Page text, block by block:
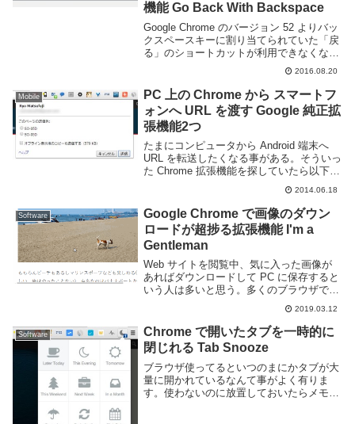
機能 Go Back With Backspace
Google Chrome のバージョン 52 よりバッ
クスペースキーに割り当てられていた「戻
る」のショートカットが利用できなくなり
ました。テキストをバックスペースキーで
削除しようとして間違えてページを戻って
しまい入力したものが消えてしまう...
2016.08.20
Mobile
PC 上の Chrome から スマートフ
ォンへ URL を渡す Google 純正拡
張機能2つ
たまにコンピュータから Android 端末へ
URL を転送したくなる事がある。そういっ
た Chrome 拡張機能を探していたら以下の
2つが見つかった。どちらも Google 純正
のアプリだが挙動は微妙に違うっぽい。気
になったので実際に2...
2014.06.18
Software
Google Chrome で画像のダウン
ロードが超捗る拡張機能 I'm a
Gentleman
Web サイトを閲覧中、気に入った画像が
あればダウンロードして PC に保存すると
いう人は多いと思う。多くのブラウザでは
画像を右クリックすると画像を保存するメ
ニューが現れるため、手軽にダウンロード
する事が可能だ。しかし、頻繁に画像をダ
ウンロ...
2019.03.12
Software
Chrome で開いたタブを一時的に
閉じれる Tab Snooze
ブラウザ使ってるといつのまにかタブが大
量に開かれているなんて事がよく有りま
す。使わないのに放置しておいたらメモリ